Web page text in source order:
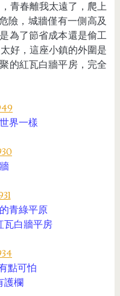
青春離我太遠了，爬上
險，城牆僅有一側高及
為了節省成本還是偷工
好，這座小鎮的外圍是
的紅瓦白牆平房，完全
界一樣
青綠平原
瓦白牆平房
點可怕
護欄